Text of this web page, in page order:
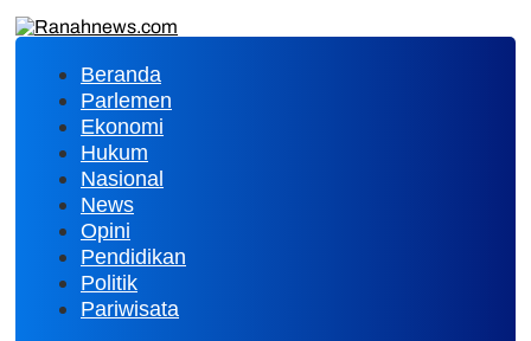
Beranda
Parlemen
Ekonomi
Hukum
Nasional
News
Opini
Pendidikan
Politik
Pariwisata